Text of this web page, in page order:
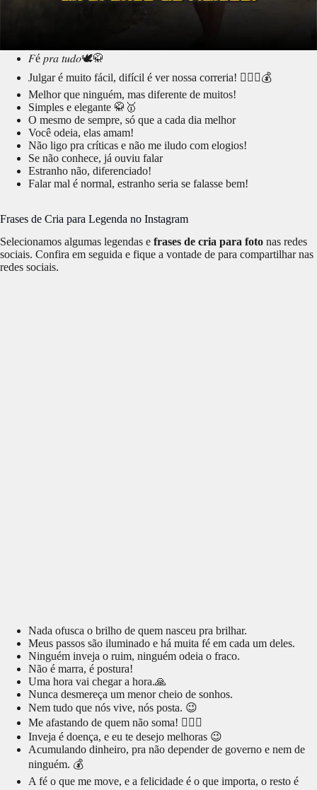
𝐹é 𝑝𝑟𝑎 𝑡𝑢𝑑𝑜🕊🥋
Julgar é muito fácil, difícil é ver nossa correria! 🏌🏽💸💰
Melhor que ninguém, mas diferente de muitos!
Simples e elegante 🥋🥇
O mesmo de sempre, só que a cada dia melhor
Você odeia, elas amam!
Não ligo pra críticas e não me iludo com elogios!
Se não conhece, já ouviu falar
Estranho não, diferenciado!
Falar mal é normal, estranho seria se falasse bem!
Frases de Cria para Legenda no Instagram
Selecionamos algumas legendas e frases de cria para foto nas redes
sociais. Confira em seguida e fique a vontade de para compartilhar nas
redes sociais.
Nada ofusca o brilho de quem nasceu pra brilhar.
Meus passos são iluminado e há muita fé em cada um deles.
Ninguém inveja o ruim, ninguém odeia o fraco.
Não é marra, é postura!
Uma hora vai chegar a hora.🙏
Nunca desmereça um menor cheio de sonhos.
Nem tudo que nós vive, nós posta. 😉
Me afastando de quem não soma! 🏌🏽‍♂️
Inveja é doença, e eu te desejo melhoras 😉
Acumulando dinheiro, pra não depender de governo e nem de
ninguém. 💰
A fé o que me move, e a felicidade é o que importa, o resto é